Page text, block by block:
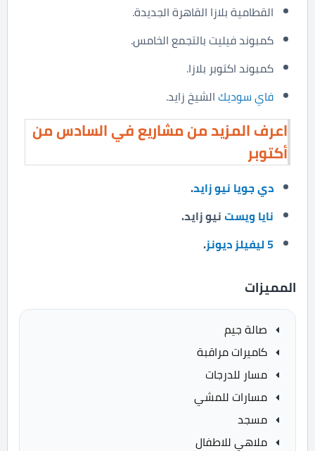
القطامية بلازا القاهرة الجديدة.
كمبوند فيليت بالتجمع الخامس.
كمبوند اكتوبر بلازا.
فاي سوديكالشيخ زايد.
اعرف المزيد من مشاريع في السادس من
أكتوبر
دي جويا نيو زايد.
نايا ويست نيو زايد.
5 ليفيلز ديونز
.
المميزات
صالة جيم
كاميرات مراقبة
مسار للدرجات
مسارات للمشي
مسجد
ملاهي للاطفال